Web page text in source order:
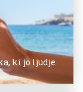
ki jo ljudje